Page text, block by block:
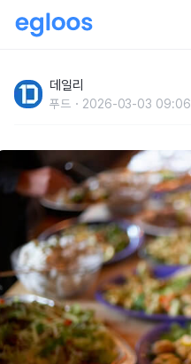
데일리
푸드 2026-03-03 09:06